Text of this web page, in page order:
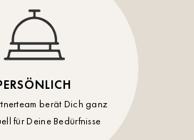
berät Dich ganz
für Deine Bedürfnisse